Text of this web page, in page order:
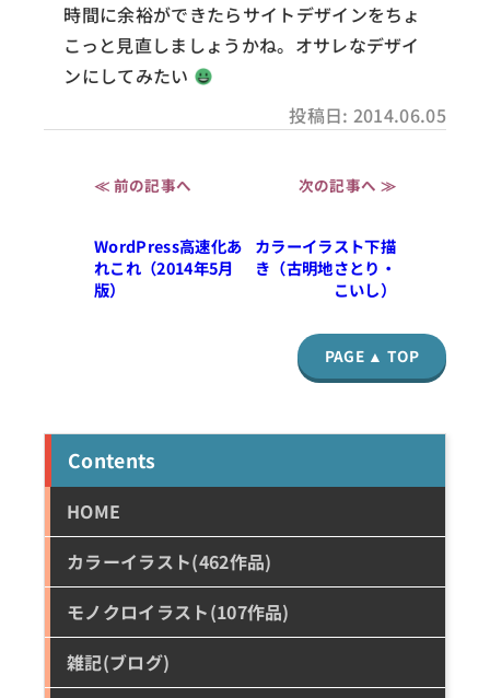
時間に余裕ができたらサイトデザインをちょ
こっと見直しましょうかね。オサレなデザイ
ンにしてみたい
投稿日: 2014.06.05
≪ 前の記事へ
WordPress高速化あ
れこれ（2014年5月
版）
次の記事へ ≫
カラーイラスト下描
き（古明地さとり・
こいし）
PAGE ▲ TOP
Contents
HOME
カラーイラスト(462作品)
モノクロイラスト(107作品)
雑記(ブログ)